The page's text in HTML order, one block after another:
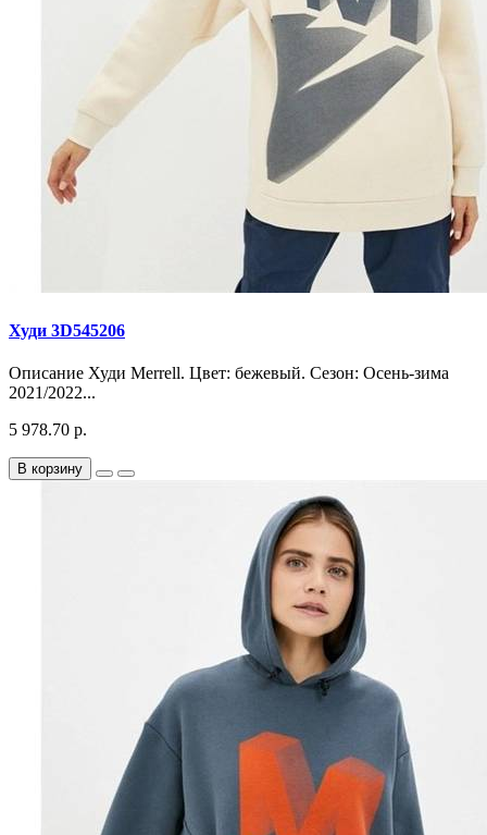
Худи 3D545206
Описание Худи Merrell. Цвет: бежевый. Сезон: Осень-зима
2021/2022...
5 978.70 р.
В корзину